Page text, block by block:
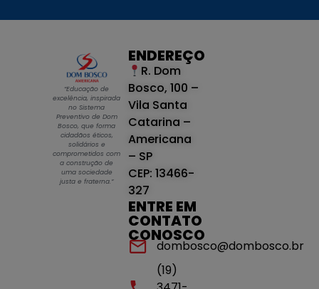
“Educação de
excelência, inspirada
no Sistema
Preventivo de Dom
Bosco, que forma
cidadãos éticos,
solidários e
comprometidos com
a construção de
uma sociedade
justa e fraterna.”
ENDEREÇO
R. Dom
Bosco, 100 –
Vila Santa
Catarina –
Americana
– SP
CEP: 13466-
327
ENTRE EM
CONTATO
CONOSCO
dombosco@dombosco.br
(19)